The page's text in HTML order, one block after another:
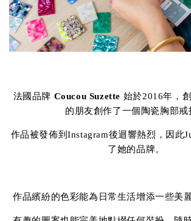
法國品牌 Coucou Suzette 始於2016年，
的朋友創作了一個陶瓷胸部戒
作品被發佈到Instagram後迴響熱烈，因此
了她的品牌。
作品繽紛的色彩能為日常生活增添一些美